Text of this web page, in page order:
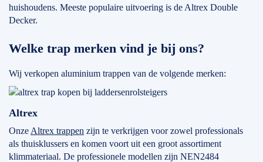
huishoudens. Meeste populaire uitvoering is de Altrex Double
Decker.
Welke trap merken vind je bij ons?
Wij verkopen aluminium trappen van de volgende merken:
Altrex
Onze Altrex trappen zijn te verkrijgen voor zowel professionals
als thuisklussers en komen voort uit een groot assortiment
klimmateriaal. De professionele modellen zijn NEN2484